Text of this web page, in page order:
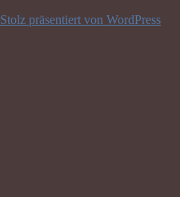
Stolz präsentiert von WordPress